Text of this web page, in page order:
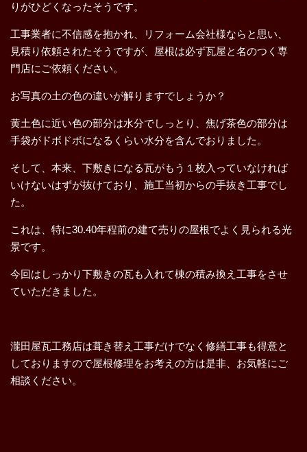
りがひどくなったそうです。
工事業者に不信感を抱かれ、リフォーム会社様ならと思い、
見積り依頼されたそうですが、屋根は必ず瓦屋と名のつく専
門店にご依頼ください。
お写真の土の色の違いが解りますでしょうか？
黄土色に近い色の部分は水分でしっとり、焦げ茶色の部分は
手袋がドボドボになるくらい水分を含んでおりました。
そして、本来、下敷きになる瓦がもう１枚入っていなければ
いけないはずが抜けており、施工当初からの手抜き工事でし
た。
これは、特に30.40年程前の建て売りの屋根でよく見られる光
景です。
今回はしっかり下敷きの瓦も入れて棟の積み換え工事をさせ
ていただきました。
瀧田屋瓦工務店は葺き替え工事だけでなく修繕工事も得意と
しておりますので屋根修理をお考えの方は是非、お気軽にご
相談ください。